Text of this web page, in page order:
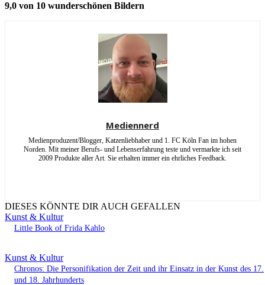
9,0 von 10 wunderschönen Bildern
Mediennerd
Medienproduzent/Blogger, Katzenliebhaber und 1. FC Köln Fan im hohen
Norden. Mit meiner Berufs- und Lebenserfahrung teste und vermarkte ich seit
2009 Produkte aller Art. Sie erhalten immer ein ehrliches Feedback.
DIESES KÖNNTE DIR AUCH GEFALLEN
Kunst & Kultur
Little Book of Frida Kahlo
Kunst & Kultur
Chronos: Die Personifikation der Zeit und ihr Einsatz in der Kunst des 17.
und 18. Jahrhunderts